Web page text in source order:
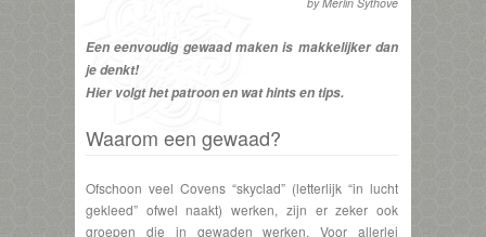
Een eenvoudig gewaad maken is makkelijker dan
je denkt!
Hier volgt het patroon en wat hints en tips.
Waarom een gewaad?
Ofschoon veel Covens “skyclad” (letterlijk “in lucht
gekleed” ofwel naakt) werken, zijn er zeker ook
groepen die in gewaden werken. Voor allerlei